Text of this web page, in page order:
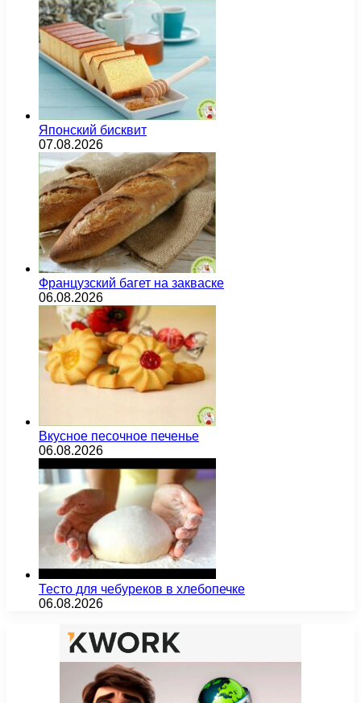
Японский бисквит
07.08.2026
Французский багет на закваске
06.08.2026
Вкусное песочное печенье
06.08.2026
Тесто для чебуреков в хлебопечке
06.08.2026